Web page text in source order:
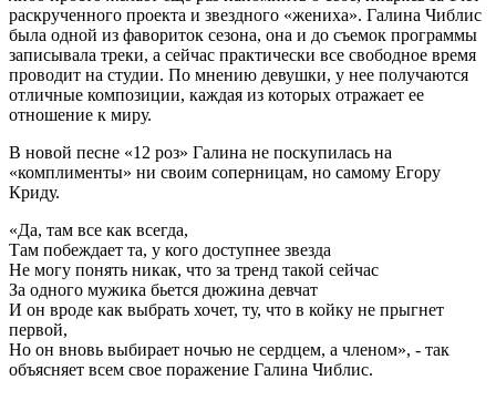
раскрученного проекта и звездного «жениха». Галина Чиблис
была одной из фавориток сезона, она и до съемок программы
записывала треки, а сейчас практически все свободное время
проводит на студии. По мнению девушки, у нее получаются
отличные композиции, каждая из которых отражает ее
отношение к миру.
В новой песне «12 роз» Галина не поскупилась на
«комплименты» ни своим соперницам, но самому Егору
Криду.
«Да, там все как всегда,
Там побеждает та, у кого доступнее звезда
Не могу понять никак, что за тренд такой сейчас
За одного мужика бьется дюжина девчат
И он вроде как выбрать хочет, ту, что в койку не прыгнет
первой,
Но он вновь выбирает ночью не сердцем, а членом», - так
объясняет всем свое поражение Галина Чиблис.